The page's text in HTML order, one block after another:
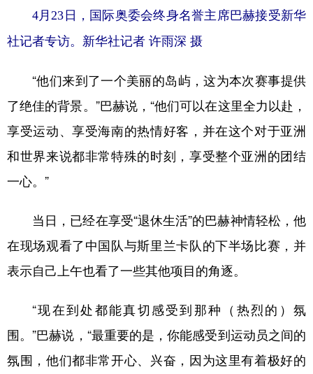
4月23日，国际奥委会终身名誉主席巴赫接受新华
社记者专访。新华社记者 许雨深 摄
“他们来到了一个美丽的岛屿，这为本次赛事提供
了绝佳的背景。”巴赫说，“他们可以在这里全力以赴，
享受运动、享受海南的热情好客，并在这个对于亚洲
和世界来说都非常特殊的时刻，享受整个亚洲的团结
一心。”
当日，已经在享受“退休生活”的巴赫神情轻松，他
在现场观看了中国队与斯里兰卡队的下半场比赛，并
表示自己上午也看了一些其他项目的角逐。
“现在到处都能真切感受到那种（热烈的）氛
围。”巴赫说，“最重要的是，你能感受到运动员之间的
氛围，他们都非常开心、兴奋，因为这里有着极好的